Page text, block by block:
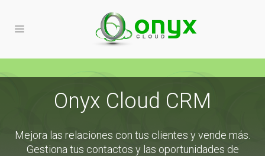
Onyx Cloud CRM
Mejora las relaciones con tus clientes y vende más.
Gestiona tus contactos y las oportunidades de